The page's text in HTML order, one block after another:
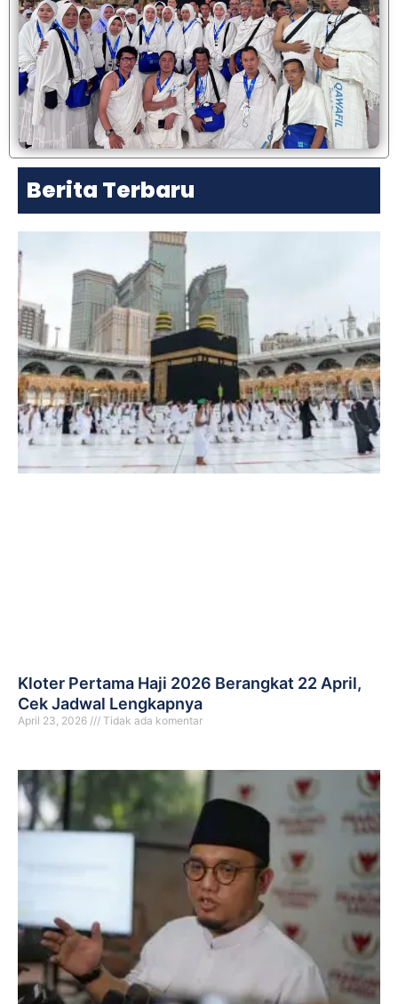
Berita Terbaru
Kloter Pertama Haji 2026 Berangkat 22 April,
Cek Jadwal Lengkapnya
April 23, 2026 Tidak ada komentar